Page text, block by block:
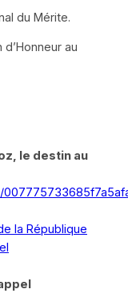
du Mérite.
au
le destin au
la République